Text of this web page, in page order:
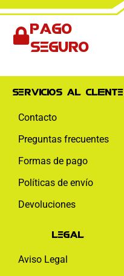
Pago
seguro
Servicios al cliente
Contacto
Preguntas frecuentes
Formas de pago
Políticas de envío
Devoluciones
Legal
Aviso Legal